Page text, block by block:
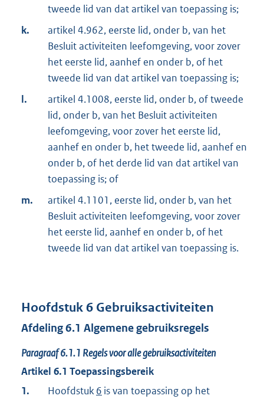
tweede lid van dat artikel van toepassing is;
k.
artikel 4.962, eerste lid, onder b, van het
Besluit activiteiten leefomgeving, voor zover
het eerste lid, aanhef en onder b, of het
tweede lid van dat artikel van toepassing is;
l.
artikel 4.1008, eerste lid, onder b, of tweede
lid, onder b, van het Besluit activiteiten
leefomgeving, voor zover het eerste lid,
aanhef en onder b, het tweede lid, aanhef en
onder b, of het derde lid van dat artikel van
toepassing is; of
m.
artikel 4.1101, eerste lid, onder b, van het
Besluit activiteiten leefomgeving, voor zover
het eerste lid, aanhef en onder b, of het
tweede lid van dat artikel van toepassing is.
Hoofdstuk6 Gebruiksactiviteiten
Afdeling6.1 Algemene gebruiksregels
Paragraaf6.1.1 Regels voor alle gebruiksactiviteiten
Artikel 6.1 Toepassingsbereik
1.
Hoofdstuk6 is van toepassing op het